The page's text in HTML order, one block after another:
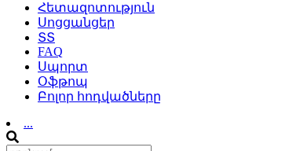
Հետազոտություն
Սոցցանցեր
ՏՏ
FAQ
Սպորտ
Օֆթոպ
Բոլոր հոդվածները
...